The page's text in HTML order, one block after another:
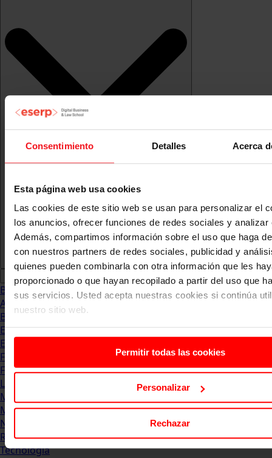
Consentimiento Detalles Acerca
Esta página web usa cookies
Las cookies de este sitio web se usan para personalizar el
los anuncios, ofrecer funciones de redes sociales y analizar
Además, compartimos información sobre el uso que haga
con nuestros partners de redes sociales, publicidad y
quienes pueden combinarla con otra información que les
proporcionado o que hayan recopilado a partir del uso que
sus servicios. Usted acepta nuestras cookies si continúa
nuestro sitio web.
Permitir todas las cookies
Personalizar
Rechazar
Blog
Abogacia
Business
Empleo & Emprendimiento
Empresas
Finanzas
Formación & Estudios
Luxury
Management
Marketing & Comunicación
Negocios
Recursos Humanos
Tecnología